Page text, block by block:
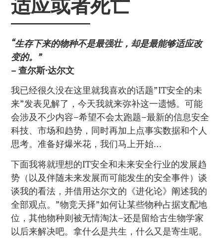
“生存下来的物种不是最强壮，却是最能够适应改
变的。”
– 查尔斯·达尔文
我已经很久没在这里就我喜欢的话题”IT安全的未
来”发表见解了，今天我就来弥补这一遗憾。可能
会涉及不少内容–希望不会太跑题–最新的信息安全
科技、市场和趋势，同时再加上点事实数据和个人
思考。准备好爆米花，我们马上开始…
下面我将就理想的IT安全和未来安全行业的发展趋
势（以及伴随未来发展而可能发生的安全事件）谈
谈我的看法，并借用达尔文的《进化论》阐述我的
全部观点。”物竞天择”如何让某些物种占据支配地
位，其他物种则被无情淘汰–还是留给古生物学家
以后来解决吧。拿什么是共生，什么又是寄生呢。